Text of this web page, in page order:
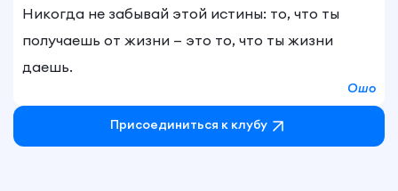
Никогда не забывай этой истины: то, что ты
получаешь от жизни — это то, что ты жизни
даешь.
Ошо
Присоединиться к клубу